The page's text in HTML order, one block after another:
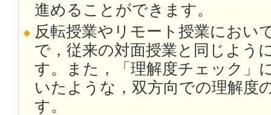
進めることができます。
反転授業やリモート授業におい
で，従来の対面授業と同じよう
す。また，「理解度チェック」
いたような，双方向での理解度
す。